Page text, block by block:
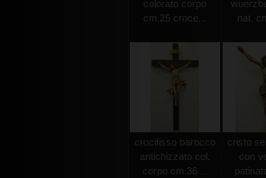
colorato corpo
cm.25 croce...
nat.
crocifisso barocco
antichizzato col.
corpo cm.36 ...
cristo
con